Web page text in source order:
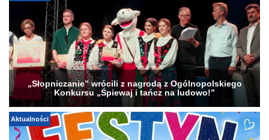
„Słopniczanie” wrócili z nagrodą z Ogólnopolskiego
Konkursu „Śpiewaj i tańcz na ludowo!”
Aktualności